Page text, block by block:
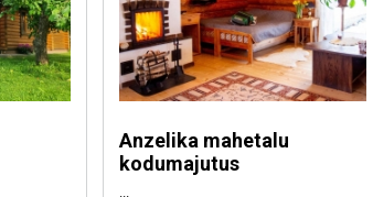
Anzelika mahetalu
kodumajutus